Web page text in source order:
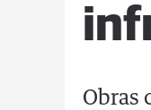
Obras